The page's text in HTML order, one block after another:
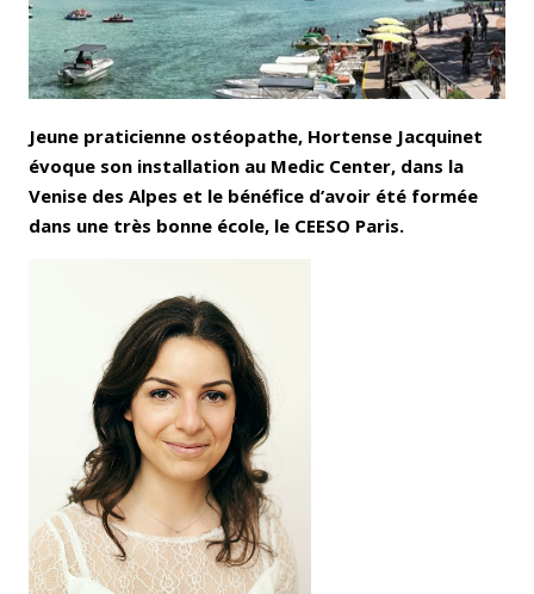
Jeune praticienne ostéopathe, Hortense Jacquinet
évoque son installation au Medic Center, dans la
Venise des Alpes et le bénéfice d’avoir été formée
dans une très bonne école, le CEESO Paris.